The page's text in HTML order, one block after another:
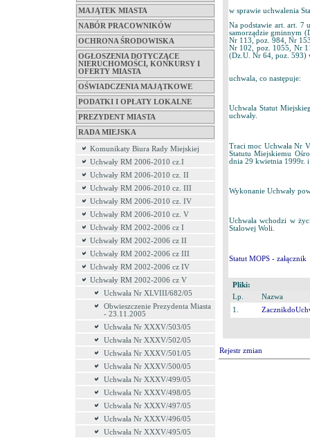
MAJĄTEK MIASTA
NABÓR PRACOWNIKÓW
OCHRONA ŚRODOWISKA
OGŁOSZENIA DOTYCZĄCE
NIERUCHOMOŚCI, KONKURSY I
OFERTY MIASTA
OŚWIADCZENIA MAJĄTKOWE
PODATKI I OPŁATY LOKALNE
PREZYDENT MIASTA
RADA MIEJSKA
Komunikaty Biura Rady Miejskiej
Uchwały RM 2006-2010 cz.I
Uchwały RM 2006-2010 cz. II
Uchwały RM 2006-2010 cz. III
Uchwały RM 2006-2010 cz. IV
Uchwały RM 2006-2010 cz. V
Uchwały RM 2002-2006 cz I
Uchwały RM 2002-2006 cz II
Uchwały RM 2002-2006 cz III
Uchwały RM 2002-2006 cz IV
Uchwały RM 2002-2006 cz V
Uchwała Nr XLVIII/682/05
Obwieszczenie Prezydenta Miasta
- 23.11.2005
Uchwała Nr XXXV/503/05
Uchwała Nr XXXV/502/05
Uchwała Nr XXXV/501/05
Uchwała Nr XXXV/500/05
Uchwała Nr XXXV/499/05
Uchwała Nr XXXV/498/05
Uchwała Nr XXXV/497/05
Uchwała Nr XXXV/496/05
Uchwała Nr XXXV/495/05
w sprawie uchwalenia
Na podstawie art. art. 7
samorządzie gminnym
Nr 113, poz. 984, Nr
Nr 102, poz. 1055, Nr
(Dz.U. Nr 64, poz. 593)
uchwala, co następuje:
Uchwala Statut
uchwały.
Traci moc Uchwała Nr
Statutu Miejskiemu
dnia 29 kwietnia 1999r.
Wykonanie Uchwały
Uchwała wchodzi w
Stalowej Woli.
Statut MOPS - załącznik
Pliki:
Lp.
Nazwa
1.
Rejestr zmian